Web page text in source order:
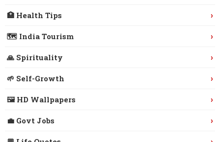
🏥 Health Tips ›
🗺️ India Tourism ›
🙏 Spirituality ›
🌱 Self-Growth ›
🖼️ HD Wallpapers ›
💼 Govt Jobs ›